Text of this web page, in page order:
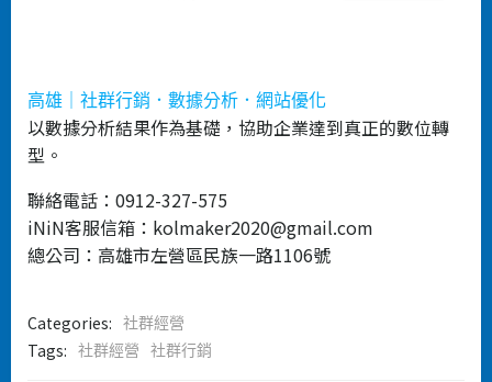
高雄｜社群行銷．數據分析．網站優化
以數據分析結果作為基礎，協助企業達到真正的數位轉
型。
聯絡電話：0912-327-575
iNiN客服信箱：kolmaker2020@gmail.com
總公司：高雄市左營區民族一路1106號
Categories: 社群經營
Tags: 社群經營 社群行銷